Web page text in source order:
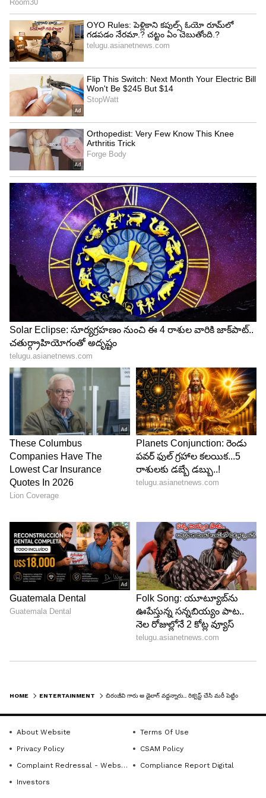
ఆ సీన్ అన్నయ్య నన్ను నిన్ను కాపాడడానికి ఎవడు
ఉన్నాడ్రా అని అనాలి. కానీ నిన్ను
కాపాడడానికి ఎవడు ఉన్నాడ్రా బచ్చా అని అంటే ఎలా
ఉంటుంది అనే డిస్కషన్స్ జరుగుతోంది. చిరంజీవి గారు
అలా వద్దులే సత్య అని అన్నారు. అది చిరంజీవిగారి ఫేమస్
వర్డ్.. అన్నయ్య ప్లీజ్ నను బచ్చా అని అనండి అని రిక్వస్ట్
చేసి మరీ ఆ డైలాగ్ పెట్టించినట్లు సత్య దేవ్ తెలిపారు.
6
శంఖంలో పోస్తేనే తీర్థం అవుతుంది అన్నట్లు అన్నయ్యతో
నంటించిన తర్వాత తన కెరీర్ కి ఒక అర్థం వచ్చింది అని
సత్యదేవ్ అన్నారు. పూరి జగన్నాధ్ గారు ఫోన్ చేసి రేపు
అన్నయ్యతో నాకు షూటింగ్ ఉంది.. టెన్షన్ గా ఉంది.. డైలాగ్
ఎలా చెప్పాలో చెప్పు ... నువ్వు ఆల్రెడీ షూటింగ్ చేసావు కదా
అన్నారు.
6
6
అదేం సమస్య కాదు.. ఆయన కళ్ళలోకి చూడకుండా
చెప్పేయండి అయిపోతుంది అని చెప్పా. ఆరోజు సాయంత్రం
ఫోన్ చేసి.. తొక్కలో సలహా ఇచ్చావ్, వర్కౌట్ కాలేదు.. నీకు
సైట్ ఉంది నాకు లేదు అని అన్నయ్య అన్నారు అని పూరి
చెప్పారు. ఈ సరదా సంభాషణతో అక్కడ అంతా నవ్వులు
విరిశాయి.
HOME ENTERTAINMENT
About Website
Terms Of Use
Privacy Policy
CSAM Policy
Complaint Redressal - Website
Compliance Report Digital
Investors